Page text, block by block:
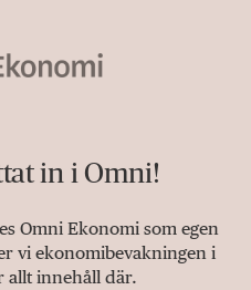
in i Omni!
Omni Ekonomi som egen
vi ekonomibevakningen i
allt innehåll där.